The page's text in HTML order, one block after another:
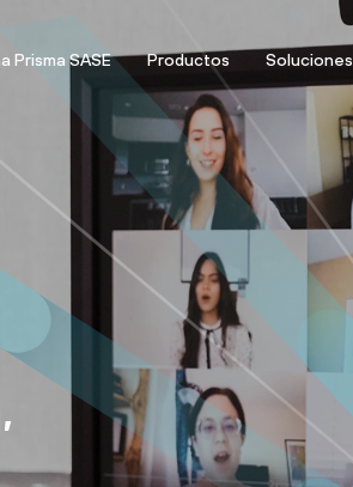
Prisma SASE Productos Soluciones